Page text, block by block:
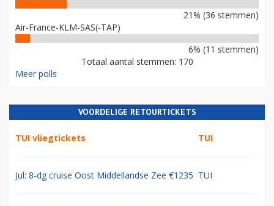
21% (36 stemmen)
Air-France-KLM-SAS(-TAP)
6% (11 stemmen)
Totaal aantal stemmen: 170
Meer polls
VOORDELIGE RETOURTICKETS
TUI vliegtickets TUI
Jul: 8-dg cruise Oost Middellandse Zee €1235 TUI